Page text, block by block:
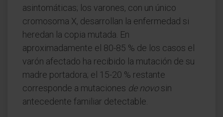
asintomáticas; los varones, con un único
cromosoma X, desarrollan la enfermedad si
heredan la copia mutada. En
aproximadamente el 80-85 % de los casos el
varón afectado ha recibido la mutación de su
madre portadora; el 15-20 % restante
corresponde a mutaciones de novosin
antecedente familiar detectable.